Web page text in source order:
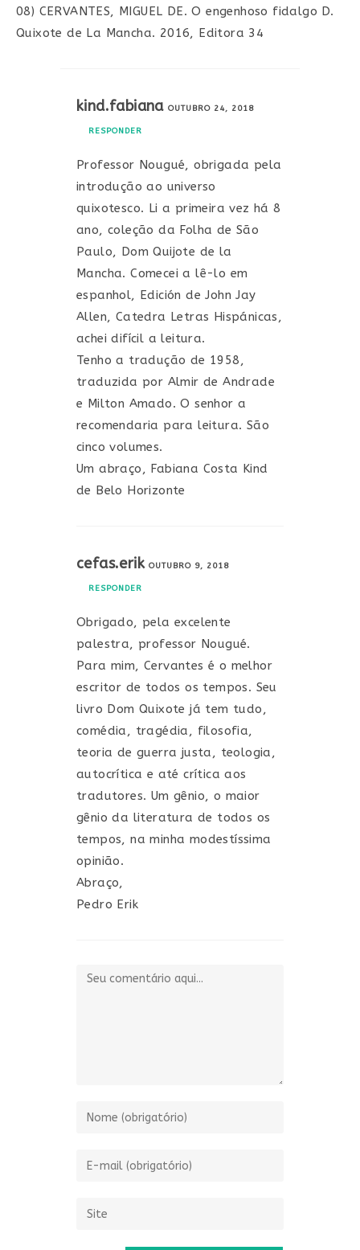
08) CERVANTES, MIGUEL DE. O engenhoso fidalgo D.
Quixote de La Mancha. 2016, Editora 34
kind.fabianaOUTUBRO 24, 2018
RESPONDER
Professor Nougué, obrigada pela
introdução ao universo
quixotesco. Li a primeira vez há 8
ano, coleção da Folha de São
Paulo, Dom Quijote de la
Mancha. Comecei a lê-lo em
espanhol, Edición de John Jay
Allen, Catedra Letras Hispánicas,
achei difícil a leitura.
Tenho a tradução de 1958,
traduzida por Almir de Andrade
e Milton Amado. O senhor a
recomendaria para leitura. São
cinco volumes.
Um abraço, Fabiana Costa Kind
de Belo Horizonte
cefas.erikOUTUBRO 9, 2018
RESPONDER
Obrigado, pela excelente
palestra, professor Nougué.
Para mim, Cervantes é o melhor
escritor de todos os tempos. Seu
livro Dom Quixote já tem tudo,
comédia, tragédia, filosofia,
teoria de guerra justa, teologia,
autocrítica e até crítica aos
tradutores. Um gênio, o maior
gênio da literatura de todos os
tempos, na minha modestíssima
opinião.
Abraço,
Pedro Erik
Comentário
Digite
ou
de
Digite
de
Digite